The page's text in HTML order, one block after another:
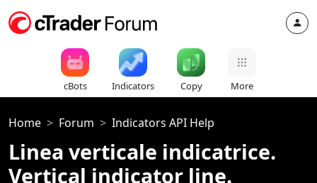
cBots Indicators Copy More
Home Forum Indicators API Help
Linea verticale indicatrice.
Vertical indicator line.